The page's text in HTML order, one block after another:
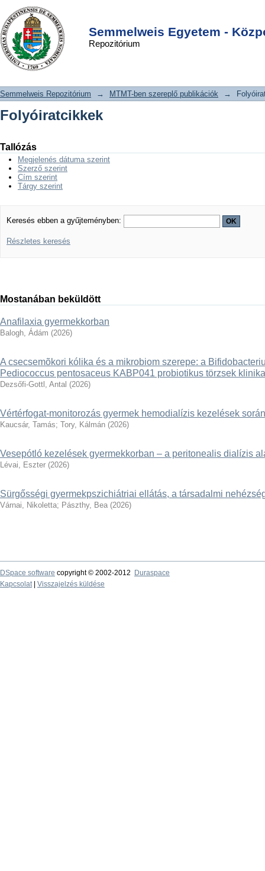
Semmelweis Egyetem -
Repozitórium
Folyóiratcikkek
DSpace/Manakin Repository
Semmelweis Repozitórium → MTMT-ben szereplő publikációk →
Folyóiratcikkek
Tallózás
Megjelenés dátuma szerint
Szerző szerint
Cím szerint
Tárgy szerint
Keresés ebben a gyűjteményben:
Részletes keresés
Mostanában beküldött
Anafilaxia gyermekkorban
Balogh, Ádám (2026)
A csecsemõkori kólika és a mikrobiom szerepe: a
Pediococcus pentosaceus KABP041 probiotikus törzsek
Dezsőfi-Gottl, Antal (2026)
Vértérfogat-monitorozás gyermek hemodialízis kezelések során
Kaucsár, Tamás; Tory, Kálmán (2026)
Vesepótló kezelések gyermekkorban – a peritonealis dialízis
Lévai, Eszter (2026)
Sürgősségi gyermekpszichiátriai ellátás, a társadalmi
Várnai, Nikoletta; Pászthy, Bea (2026)
DSpace software copyright © 2002-2012
Duraspace
Kapcsolat| Visszajelzés küldése